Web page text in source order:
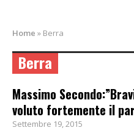
Home » Berra
Berra
Massimo
voluto fortemente il
Settembre 19, 2015